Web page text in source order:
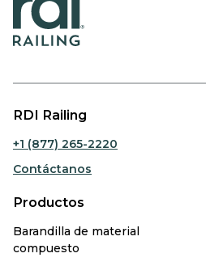
RDI Railing
+1 (877) 265-2220
Contáctanos
Productos
Barandilla de material
compuesto